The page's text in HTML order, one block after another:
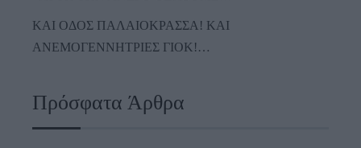
ΚΑΙ ΟΔΟΣ ΠΑΛΑIΟΚΡΑΣΣΑ! ΚΑΙ
ΑΝΕΜΟΓΕΝΝΗΤΡΙΕΣ ΓΙΟΚ!…
Πρόσφατα Άρθρα